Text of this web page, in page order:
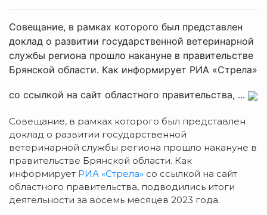
Совещание, в рамках которого был представлен
доклад о развитии государственной ветеринарной
службы региона прошло накануне в правительстве
Брянской области. Как информирует РИА «Стрела»
со ссылкой на сайт областного правительства, ...
Совещание, в рамках которого был представлен
доклад о развитии государственной
ветеринарной службы региона прошло накануне в
правительстве Брянской области. Как
информирует РИА «Стрела» со ссылкой на сайт
областного правительства, подводились итоги
деятельности за восемь месяцев 2023 года.